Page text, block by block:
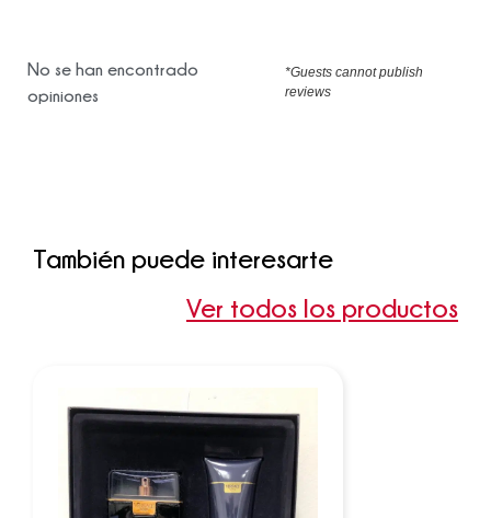
No se han encontrado
opiniones
*Guests cannot publish
reviews
También puede interesarte
Ver todos los productos